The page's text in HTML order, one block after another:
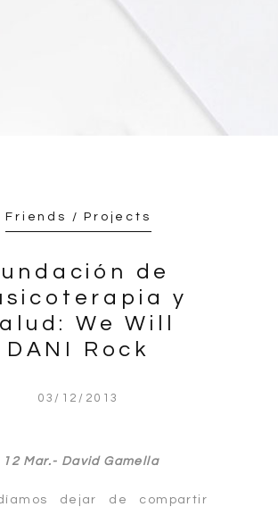
Friends / Projects
de
y
We Will
DANI Rock
03/12/2013
12 Mar.- David Gamella
dejar de compartir